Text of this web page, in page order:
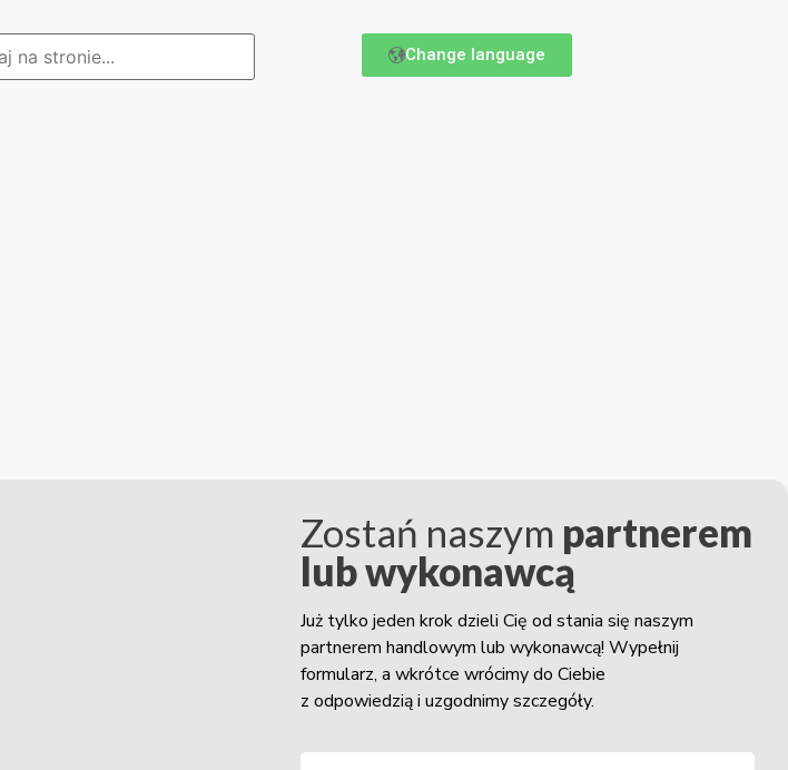
Change language
Zostań naszym partnerem
lub wykonawcą
Już tylko jeden krok dzieli Cię od stania się naszym
partnerem handlowym lub wykonawcą! Wypełnij
formularz, a wkrótce wrócimy do Ciebie
z odpowiedzią i uzgodnimy szczegóły.